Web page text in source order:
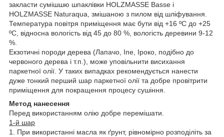
закласти сумішшю шпаклівки HOLZMASSE Basse і
HOLZMASSE Naturaqua, змішаною з пилом від шліфування.
Температура повітря приміщення має бути від +16 ºC до +25
ºC, відносна вологість від 45 до 80 %, вологість деревини 9-12
%.
Екзотичні породи дерева (Лапачо, Іпе, Іроко, подібно до
червоного дерева і т.п.), може уповільнити висихання
паркетної олії. У таких випадках рекомендується нанести
дуже тонкий перший шар паркетної олії та добре провітрити
приміщення для покращення процесу сушіння.
Метод нанесення
Перед використанням олію добре перемішати.
1-й шар
1. При використанні масла як ґрунт, рівномірно розподіліть за